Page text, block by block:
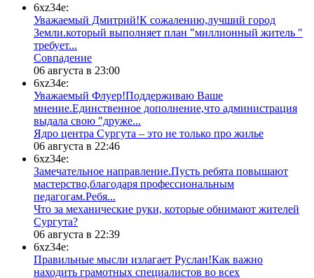
6xz34e:
Уважаемый Дмитрий!К сожалению,лучший город
Земли.который выполняет план "миллионный житель "
требует...
​Совпадение
06 августа в 23:00
6xz34e:
Уважаемый Флуер!Поддерживаю Ваше
мнение.Единственное дополнение,что администрация
выдала свою "друже...
​Ядро центра Сургута ‒ это не только про жилье
06 августа в 22:46
6xz34e:
Замечательное направление.Пусть ребята повышают
мастерство,благодаря профессиональным
педагогам.Ребя...
​Что за механические руки, которые обнимают жителей
Сургута?
06 августа в 22:39
6xz34e:
Правильные мысли излагает Руслан!Как важно
находить грамотных специалистов во всех